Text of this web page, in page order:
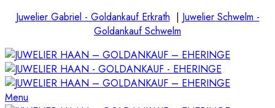
Juwelier Gabriel - Goldankauf Erkrath | Juwelier Schwelm -
Goldankauf Schwelm
Menu